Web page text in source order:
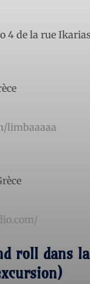
4 de la rue
limbaaaaa
roll dans la